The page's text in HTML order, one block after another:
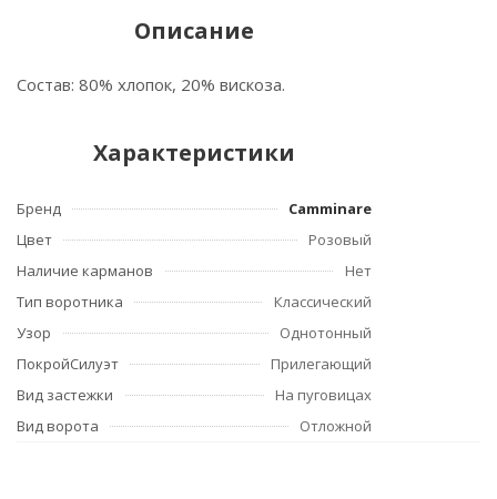
Описание
Состав: 80% хлопок, 20% вискоза.
Характеристики
Бренд
Camminare
Цвет
Розовый
Наличие карманов
Нет
Тип воротника
Классический
Узор
Однотонный
ПокройСилуэт
Прилегающий
Вид застежки
На пуговицах
Вид ворота
Отложной